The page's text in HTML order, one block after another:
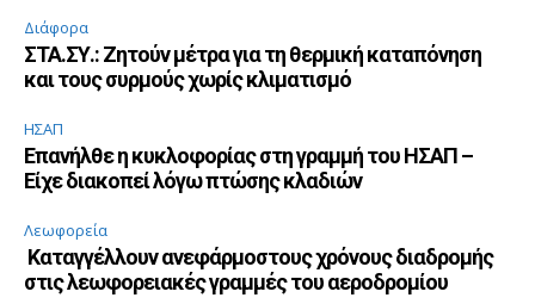
Διάφορα
ΣΤΑ.ΣΥ.: Ζητούν μέτρα για τη θερμική καταπόνηση
και τους συρμούς χωρίς κλιματισμό
ΗΣΑΠ
Επανήλθε η κυκλοφορίας στη γραμμή του ΗΣΑΠ –
Είχε διακοπεί λόγω πτώσης κλαδιών
Λεωφορεία
Καταγγέλλουν ανεφάρμοστους χρόνους διαδρομής
στις λεωφορειακές γραμμές του αεροδρομίου